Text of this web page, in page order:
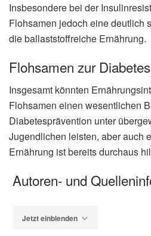
Insbesondere bei der
Flohsamen jedoch eine deutlich
die ballaststoffreiche Ernährung.
Flohsamen zur
Insgesamt könnten
Flohsamen einen wesentlichen
Diabetesprävention unter
Jugendlichen leisten, aber auch
Ernährung ist bereits durchaus
Autoren- und
Jetzt einblenden